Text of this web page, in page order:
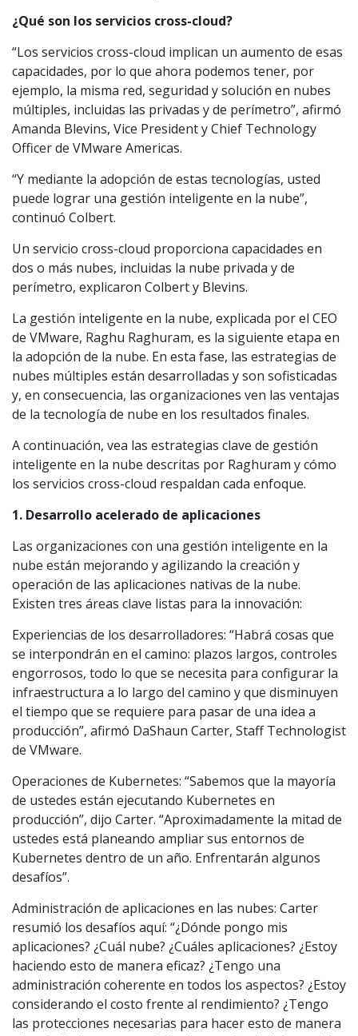
¿Qué son los servicios cross-cloud?
“Los servicios cross-cloud implican un aumento de esas
capacidades, por lo que ahora podemos tener, por
ejemplo, la misma red, seguridad y solución en nubes
múltiples, incluidas las privadas y de perímetro”, afirmó
Amanda Blevins, Vice President y Chief Technology
Officer de VMware Americas.
“Y mediante la adopción de estas tecnologías, usted
puede lograr una gestión inteligente en la nube”,
continuó Colbert.
Un servicio cross-cloud proporciona capacidades en
dos o más nubes, incluidas la nube privada y de
perímetro, explicaron Colbert y Blevins.
La gestión inteligente en la nube, explicada por el CEO
de VMware, Raghu Raghuram, es la siguiente etapa en
la adopción de la nube. En esta fase, las estrategias de
nubes múltiples están desarrolladas y son sofisticadas
y, en consecuencia, las organizaciones ven las ventajas
de la tecnología de nube en los resultados finales.
A continuación, vea las estrategias clave de gestión
inteligente en la nube descritas por Raghuram y cómo
los servicios cross-cloud respaldan cada enfoque.
1. Desarrollo acelerado de aplicaciones
Las organizaciones con una gestión inteligente en la
nube están mejorando y agilizando la creación y
operación de las aplicaciones nativas de la nube.
Existen tres áreas clave listas para la innovación:
Experiencias de los desarrolladores: “Habrá cosas que
se interpondrán en el camino: plazos largos, controles
engorrosos, todo lo que se necesita para configurar la
infraestructura a lo largo del camino y que disminuyen
el tiempo que se requiere para pasar de una idea a
producción”, afirmó DaShaun Carter, Staff Technologist
de VMware.
Operaciones de Kubernetes: “Sabemos que la mayoría
de ustedes están ejecutando Kubernetes en
producción”, dijo Carter. “Aproximadamente la mitad de
ustedes está planeando ampliar sus entornos de
Kubernetes dentro de un año. Enfrentarán algunos
desafíos”.
Administración de aplicaciones en las nubes: Carter
resumió los desafíos aquí: “¿Dónde pongo mis
aplicaciones? ¿Cuál nube? ¿Cuáles aplicaciones? ¿Estoy
haciendo esto de manera eficaz? ¿Tengo una
administración coherente en todos los aspectos? ¿Estoy
considerando el costo frente al rendimiento? ¿Tengo
las protecciones necesarias para hacer esto de manera